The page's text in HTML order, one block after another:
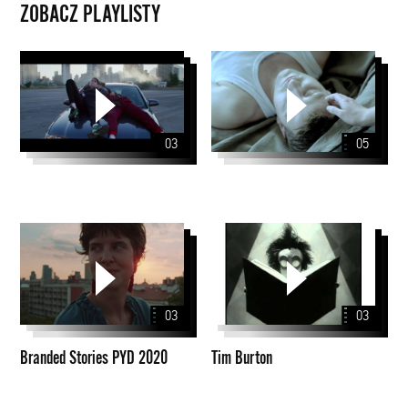
ZOBACZ PLAYLISTY
03 05
Branded
PYD
2020
03
Branded Stories PYD 2020
03
Tim Burton